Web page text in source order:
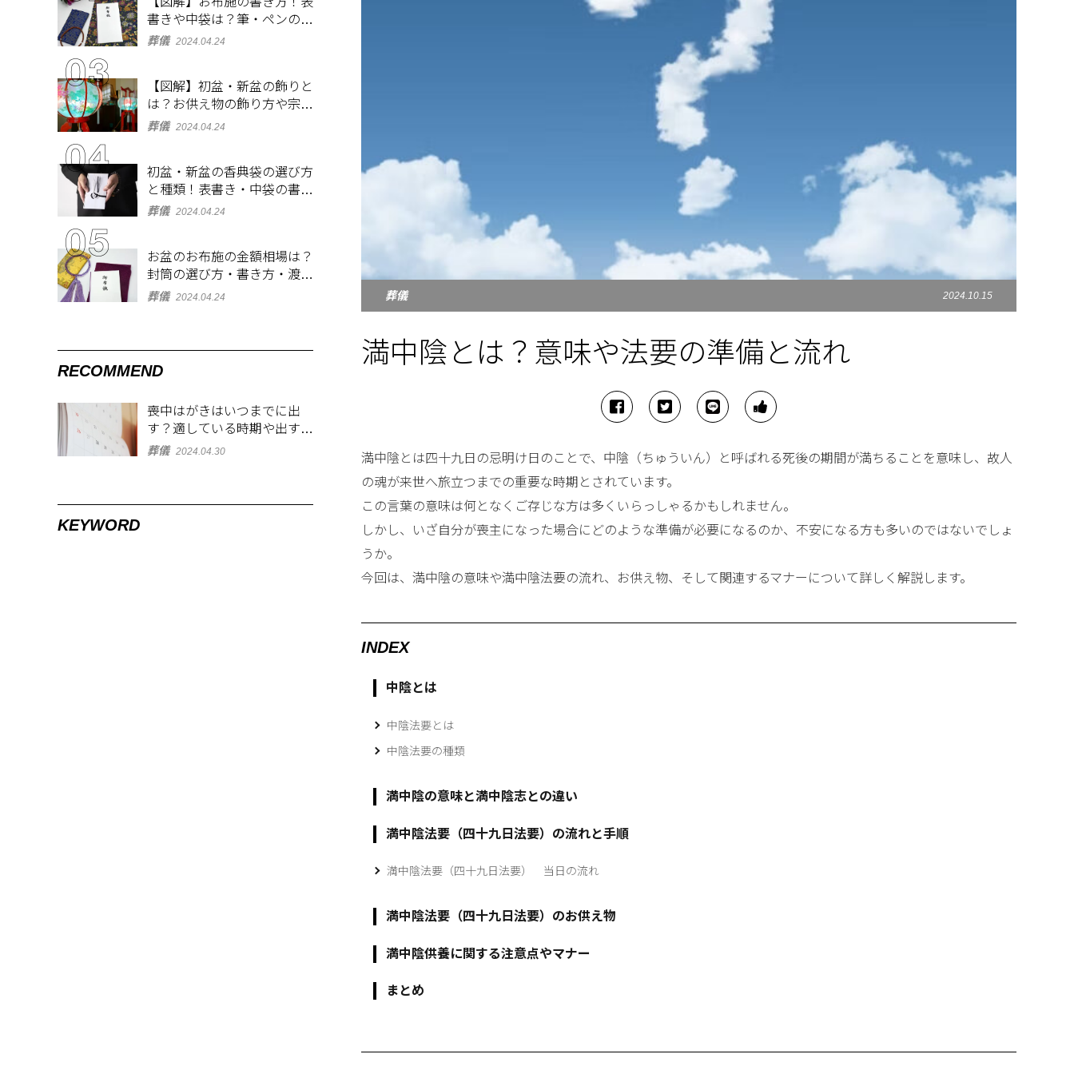
葬儀 2024.10.15
満中陰とは？意味や法要の準備と流れ
満中陰とは四十九日の忌明け日のことで、中陰（ちゅういん）と呼ばれる死後の期間が満ちることを意味し、故人
の魂が来世へ旅立つまでの重要な時期とされています。
この言葉の意味は何となくご存じな方は多くいらっしゃるかもしれません。
しかし、いざ自分が喪主になった場合にどのような準備が必要になるのか、不安になる方も多いのではないでしょ
うか。
今回は、満中陰の意味や満中陰法要の流れ、お供え物、そして関連するマナーについて詳しく解説します。
INDEX
中陰とは
中陰法要とは
中陰法要の種類
満中陰の意味と満中陰志との違い
満中陰法要（四十九日法要）の流れと手順
満中陰法要（四十九日法要） 当日の流れ
満中陰法要（四十九日法要）のお供え物
満中陰供養に関する注意点やマナー
まとめ
書きや中袋は？筆・ペンのマ
ナーとよくあるQ&A集
葬儀 2024.04.24
【図解】初盆・新盆の飾りと
は？お供え物の飾り方や宗派
ごとの違いを解説！
葬儀 2024.04.24
初盆・新盆の香典袋の選び方
と種類！表書き・中袋の書き
方、お札の入れ方も
葬儀 2024.04.24
お盆のお布施の金額相場は？
封筒の選び方・書き方・渡し
方も解説
葬儀 2024.04.24
RECOMMEND
喪中はがきはいつまでに出
す？適している時期や出す範
囲を解説！
葬儀 2024.04.30
KEYWORD